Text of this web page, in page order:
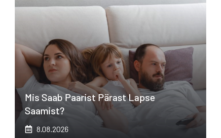
Mis Saab Paarist Pärast Lapse
Saamist?
8.08.2026